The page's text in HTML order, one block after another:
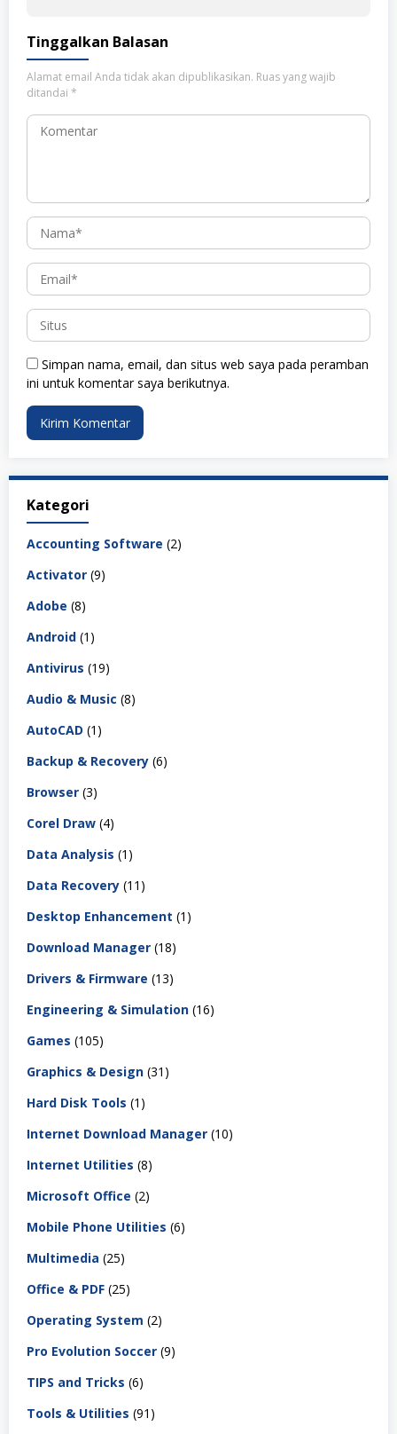
Tinggalkan Balasan
Alamat email Anda tidak akan dipublikasikan. Ruas yang wajib
ditandai *
Simpan nama, email, dan situs web saya pada peramban
ini untuk komentar saya berikutnya.
Kategori
Accounting Software (2)
Activator (9)
Adobe (8)
Android (1)
Antivirus (19)
Audio & Music (8)
AutoCAD (1)
Backup & Recovery (6)
Browser (3)
Corel Draw (4)
Data Analysis (1)
Data Recovery (11)
Desktop Enhancement (1)
Download Manager (18)
Drivers & Firmware (13)
Engineering & Simulation (16)
Games (105)
Graphics & Design (31)
Hard Disk Tools (1)
Internet Download Manager (10)
Internet Utilities (8)
Microsoft Office (2)
Mobile Phone Utilities (6)
Multimedia (25)
Office & PDF (25)
Operating System (2)
Pro Evolution Soccer (9)
TIPS and Tricks (6)
Tools & Utilities (91)